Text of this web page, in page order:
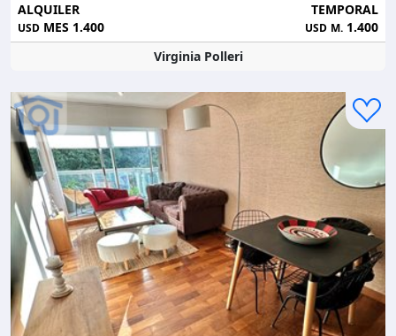
ALQUILER
USD MES 1.400
TEMPORAL
USD M. 1.400
Virginia Polleri